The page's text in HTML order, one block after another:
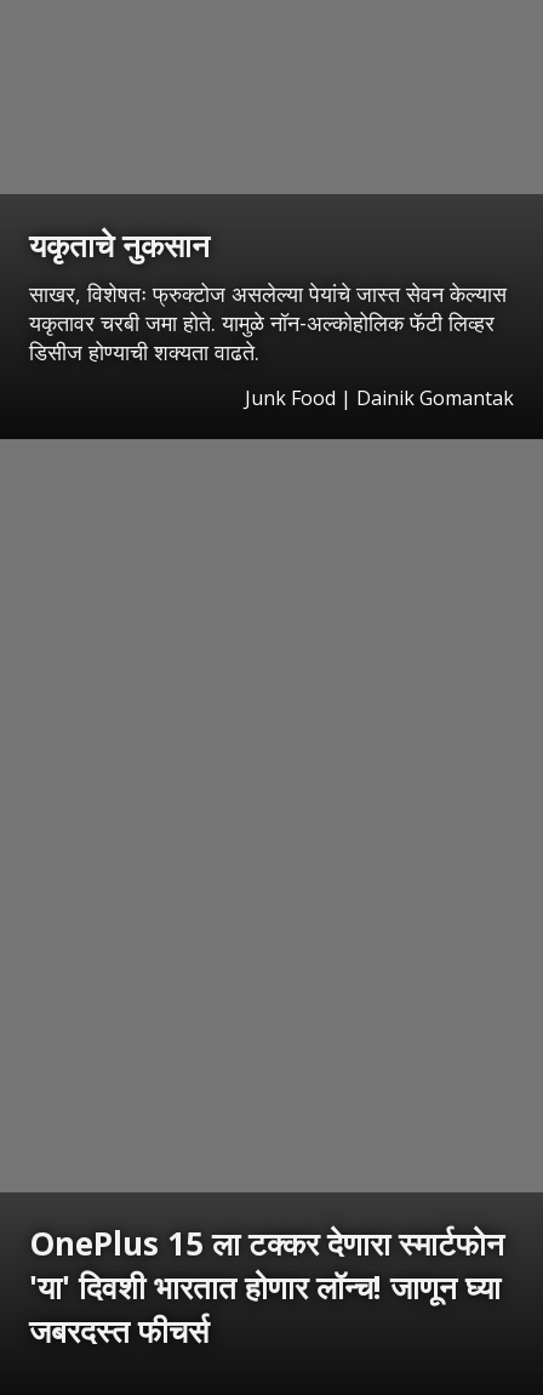
यकृताचे नुकसान
साखर, विशेषतः फ्रुक्टोज असलेल्या पेयांचे जास्त सेवन केल्यास
यकृतावर चरबी जमा होते. यामुळे नॉन-अल्कोहोलिक फॅटी लिव्हर
डिसीज होण्याची शक्यता वाढते.
Junk Food | Dainik Gomantak
OnePlus 15 ला टक्कर देणारा स्मार्टफोन
'या' दिवशी भारतात होणार लॉन्च! जाणून घ्या
जबरदस्त फीचर्स